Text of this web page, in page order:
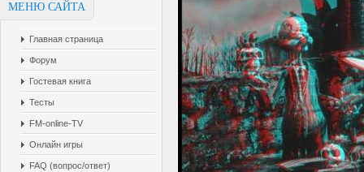
МЕНЮ САЙТА
Главная страница
Форум
Гостевая книга
Тесты
FM-online-TV
Онлайн игры
FAQ (вопрос/ответ)